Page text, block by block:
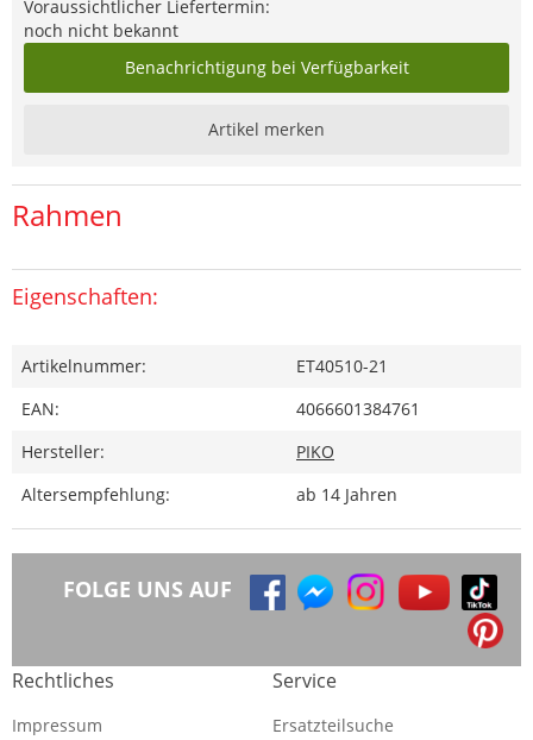
Voraussichtlicher Liefertermin:
noch nicht bekannt
Benachrichtigung bei Verfügbarkeit
Artikel merken
Rahmen
Eigenschaften:
Artikelnummer:
ET40510-21
EAN:
4066601384761
Hersteller:
PIKO
Altersempfehlung:
ab 14 Jahren
FOLGE UNS AUF
Rechtliches
Impressum
Service
Ersatzteilsuche